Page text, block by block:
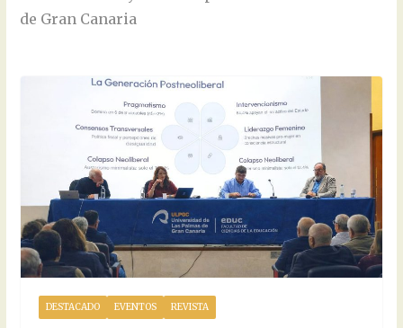
de Gran Canaria
DESTACADO EVENTOS REVISTA